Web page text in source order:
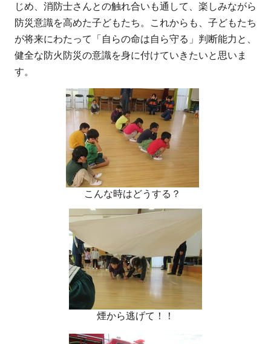
じめ、消防士さんとの触れ合いも通して、楽しみながら
防災意識を高めた子どもたち。これからも、子どもたち
が将来にわたって「自らの命は自ら守る」判断能力と、
健全な防火防災の意識を身に付けていきたいと思いま
す。
こんな時はどうする？
煙から逃げて！！